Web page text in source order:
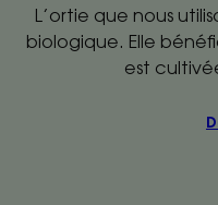
L’ortie que nous
biologique. Elle
est